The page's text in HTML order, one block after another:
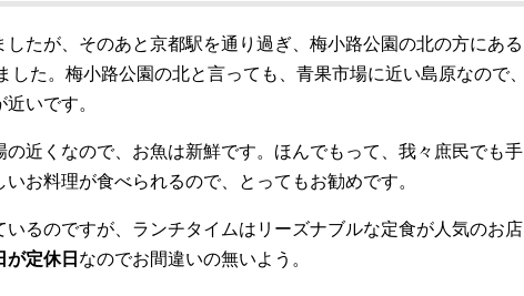
したが、そのあと京都駅を通り過ぎ、梅小路公園の北の方にある
した。梅小路公園の北と言っても、青果市場に近い島原なので、
いです。
の近くなので、お魚は新鮮です。ほんでもって、我々庶民でも手
お料理が食べられるので、とってもお勧めです。
るのですが、ランチタイムはリーズナブルな定食が人気のお店
が定休日 なのでお間違いの無いよう。